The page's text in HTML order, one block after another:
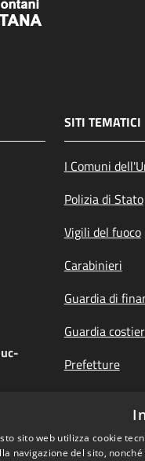
SITI TEMATICI
I Comuni
Polizia di Stato
Vigili del fuoco
Carabinieri
Guardia di
Guardia
Prefetture
Your Europe,
sito web utilizza cookie
navigazione del sito,